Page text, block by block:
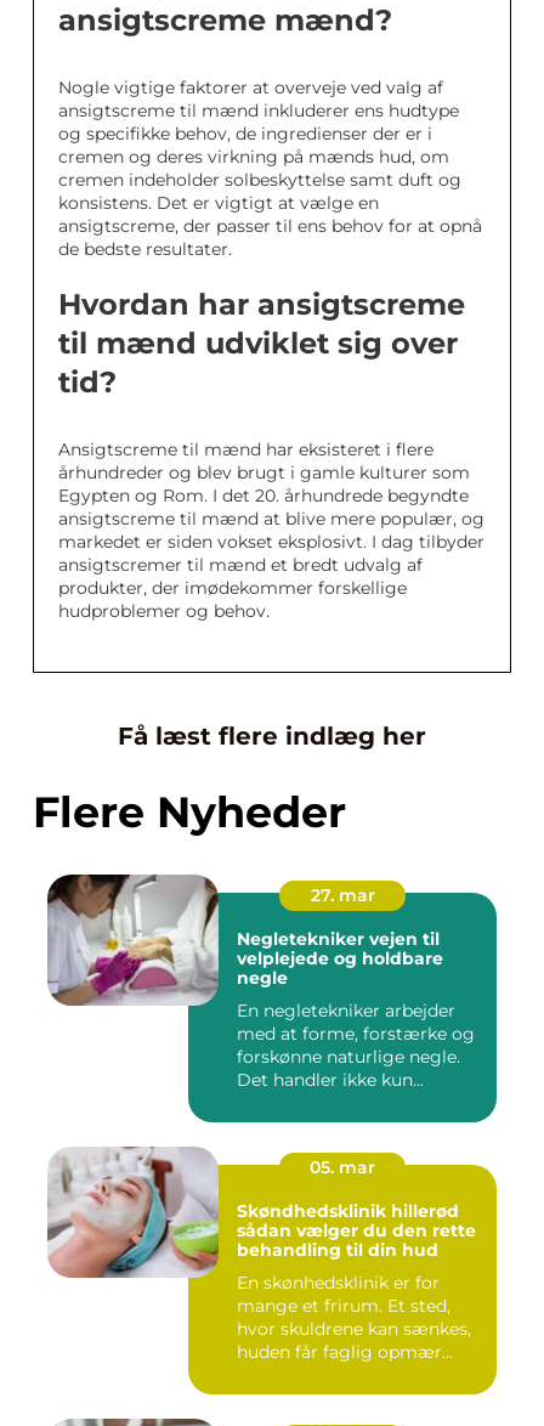
ansigtscreme mænd?
Nogle vigtige faktorer at overveje ved valg af
ansigtscreme til mænd inkluderer ens hudtype
og specifikke behov, de ingredienser der er i
cremen og deres virkning på mænds hud, om
cremen indeholder solbeskyttelse samt duft og
konsistens. Det er vigtigt at vælge en
ansigtscreme, der passer til ens behov for at opnå
de bedste resultater.
Hvordan har ansigtscreme
til mænd udviklet sig over
tid?
Ansigtscreme til mænd har eksisteret i flere
århundreder og blev brugt i gamle kulturer som
Egypten og Rom. I det 20. århundrede begyndte
ansigtscreme til mænd at blive mere populær, og
markedet er siden vokset eksplosivt. I dag tilbyder
ansigtscremer til mænd et bredt udvalg af
produkter, der imødekommer forskellige
hudproblemer og behov.
Få læst flere indlæg her
Flere Nyheder
27. mar
Negletekniker vejen til
velplejede og holdbare
negle
En negletekniker arbejder
med at forme, forstærke og
forskønne naturlige negle.
Det handler ikke kun...
05. mar
Skøndhedsklinik hillerød
sådan vælger du den rette
behandling til din hud
En skønhedsklinik er for
mange et frirum. Et sted,
hvor skuldrene kan sænkes,
huden får faglig opmær...